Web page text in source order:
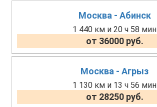
Москва - Абинск
1 440 км и 20 ч 58 мин
от 36000 руб.
Москва - Агрыз
1 130 км и 13 ч 56 мин
от 28250 руб.